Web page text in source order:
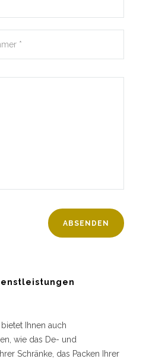
Ihnen auch
wie das De- und
Schränke, das Packen Ihrer